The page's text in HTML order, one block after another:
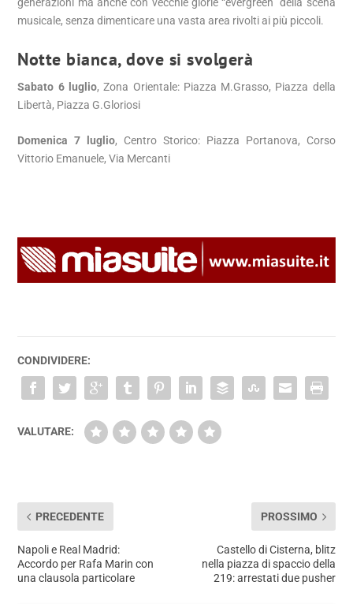
musicale, senza dimenticare una vasta area rivolti ai più piccoli.
Notte bianca, dove si svolgerà
Sabato 6 luglio, Zona Orientale: Piazza M.Grasso, Piazza della
Libertà, Piazza G.Gloriosi
Domenica 7 luglio, Centro Storico: Piazza Portanova, Corso
Vittorio Emanuele, Via Mercanti
CONDIVIDERE:
VALUTARE:
PRECEDENTE
Napoli e Real Madrid:
Accordo per Rafa Marin con
una clausola particolare
PROSSIMO
Castello di Cisterna, blitz
nella piazza di spaccio della
219: arrestati due pusher